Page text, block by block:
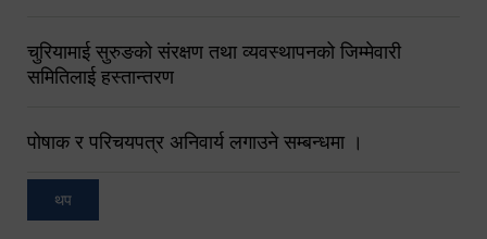
चुरियामाई सुरुङको संरक्षण तथा व्यवस्थापनको जिम्मेवारी
समितिलाई हस्तान्तरण
पोषाक र परिचयपत्र अनिवार्य लगाउने सम्बन्धमा ।
थप